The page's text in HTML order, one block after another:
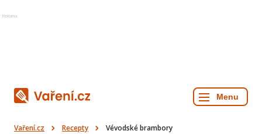
Reklama
Vaření.cz Recepty Vévodské brambory